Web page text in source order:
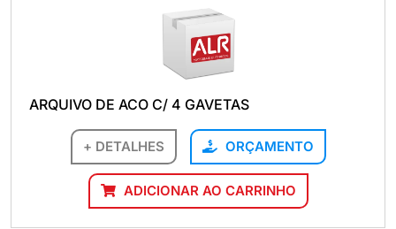
ARQUIVO DE ACO C/ 4 GAVETAS
+ DETALHES ORÇAMENTO
ADICIONAR AO CARRINHO